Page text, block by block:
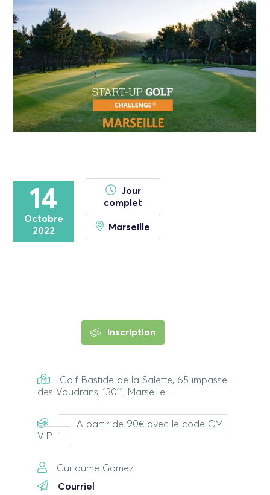
14
Octobre
2022
Jour
complet
Marseille
Inscription
Golf Bastide de la Salette, 65 impasse
des Vaudrans, 13011, Marseille
A partir de 90€ avec le code CM-
VIP
Guillaume Gomez
Courriel